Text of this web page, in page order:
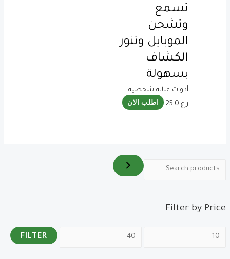
Filter by Price
FILTER
تسمع
وتشحن
الموبايل وتنور
الكشاف
بسهولة
أدوات عناية شخصية
ر.ع.25.0 اطلب الان